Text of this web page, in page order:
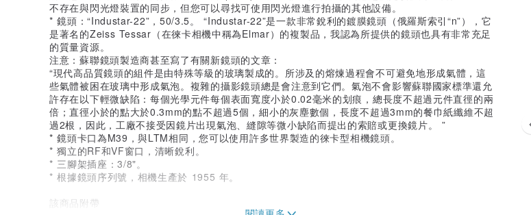
不存在與閃光燈裝置的同步，但您可以尋找可使用閃光燈進行拍攝的其他設備。
* 鏡頭：“Industar-22”，50/3.5。 “Industar-22”是一款非常銳利的鍍膜鏡頭（俄羅斯索引“n”），它
是著名的Zeiss Tessar（在徠卡相機中稱為Elmar）的複製品，我認為所提供的鏡頭也具有非常充足
的質量資源。
注意：蘇聯鏡頭製造商甚至寫了有關新鏡頭的文章：
“現代高品質鏡頭的組件是由特殊等級的玻璃製成的。所涉及的熔煉過程會不可避免地形成氣體，這
些氣體被困在玻璃中形成氣泡。複雜的攝影鏡頭總是會注意到它們。氣泡不會影響蘇聯國家標準還允
許存在以下輕微缺陷：每個光學元件每個表面寬度小於0.02毫米的划痕，總長度不超過元件直徑的兩
倍；直徑小於的點大於0.3mm的點不超過5個，細小的灰塵數個，長度不超過3mm的餐巾紙纖維不超
過2根，因此，工廠不接受因鏡片出現氣泡、縫隙等微小缺陷而提出的索賠或更換鏡片。 ”
* 鏡頭卡口為M39，與LTM相同，您可以使用許多世界製造的徠卡型相機鏡頭。
* 獨立的RF和VF窗口，清晰銳利。
* 三腳架插座：3/8"。
* 根據鏡頭序列號，相機生產於 1955 年。
該商品附帶